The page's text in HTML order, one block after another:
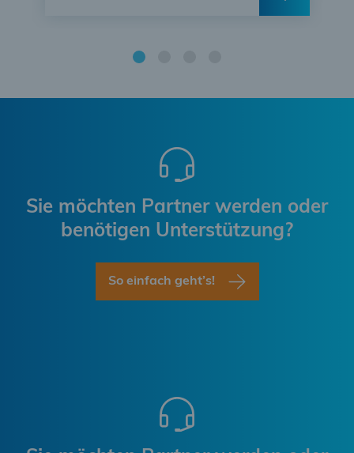
Sie möchten Partner werden oder
benötigen Unterstützung?
So einfach geht’s!